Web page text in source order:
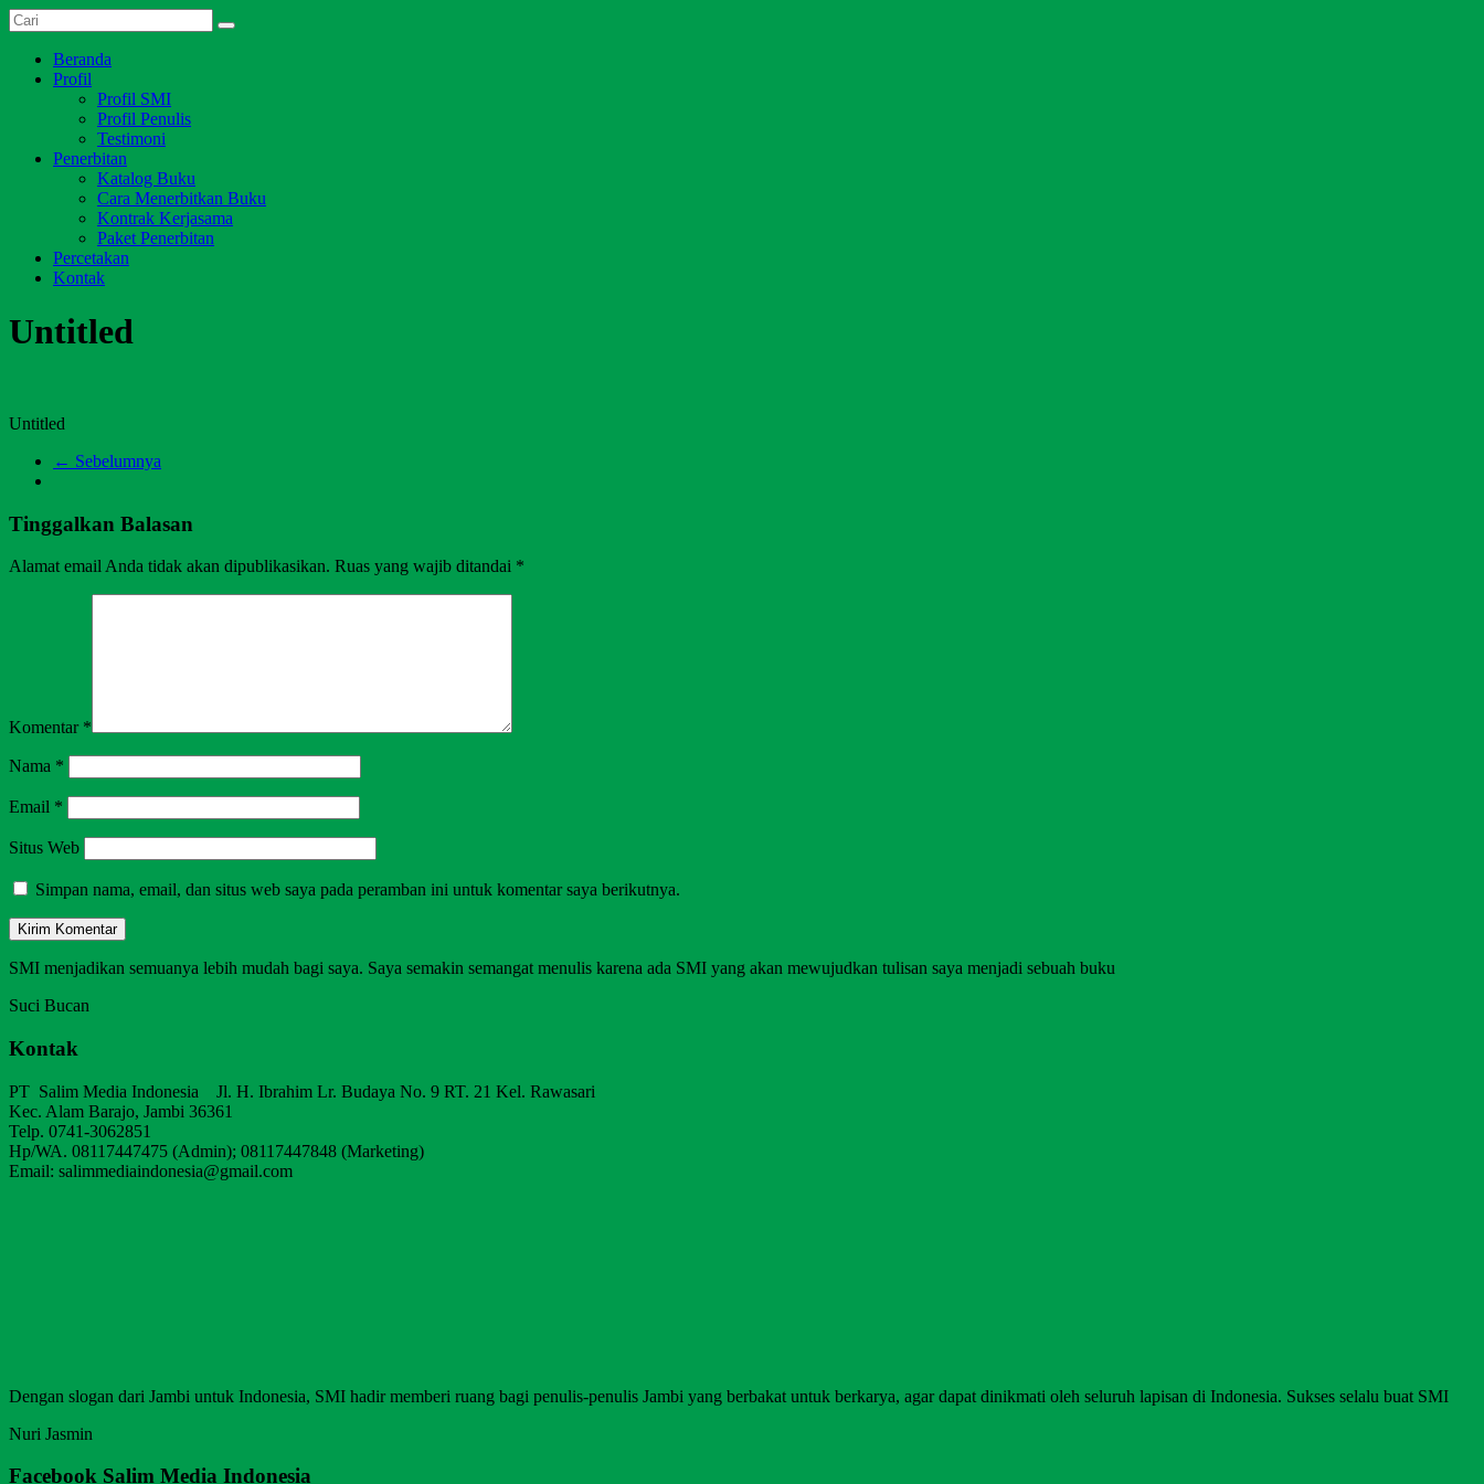
Skip
to
content
Media
Indonesia
Dari
Jambi
untuk
Menu
Beranda
Profil
Profil SMI
Profil Penulis
Testimoni
Penerbitan
Katalog Buku
Cara Menerbitkan Buku
Kontrak Kerjasama
Paket Penerbitan
Percetakan
Kontak
Untitled
Untitled
← Sebelumnya
Tinggalkan Balasan
Alamat email Anda tidak akan dipublikasikan. Ruas yang wajib ditandai *
Komentar *
Nama *
Email *
Situs Web
Simpan nama, email, dan situs web saya pada peramban ini untuk komentar saya berikutnya.
SMI menjadikan semuanya lebih mudah bagi saya. Saya semakin semangat menulis karena ada SMI yang akan mewujudkan tulisan saya menjadi sebuah buku
Suci Bucan
Kontak
PT Salim Media Indonesia Jl. H. Ibrahim Lr. Budaya No. 9 RT. 21 Kel. Rawasari
Kec. Alam Barajo, Jambi 36361
Telp. 0741-3062851
Hp/WA. 08117447475 (Admin); 08117447848 (Marketing)
Email: salimmediaindonesia@gmail.com
Dengan slogan dari Jambi untuk Indonesia, SMI hadir memberi ruang bagi penulis-penulis Jambi yang berbakat untuk berkarya, agar dapat dinikmati oleh seluruh lapisan di Indonesia. Sukses selalu buat SMI
Nuri Jasmin
Facebook Salim Media Indonesia